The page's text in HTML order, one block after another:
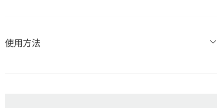
使用方法